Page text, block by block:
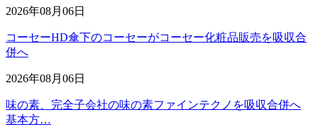
2026年08月06日
コーセーHD傘下のコーセーがコーセー化粧品販売を吸収合
併へ
2026年08月06日
味の素、完全子会社の味の素ファインテクノを吸収合併へ
基本方…